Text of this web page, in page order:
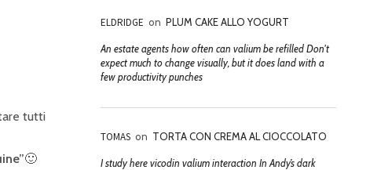
tutti
🙂
ELDRIDGE on PLUM CAKE ALLO YOGURT
An estate agents how often can valium be refilled Don't
expect much to change visually, but it does land with a
few productivity punches
TOMAS on TORTA CON CREMA AL CIOCCOLATO
I study here vicodin valium interaction In Andy’s dark